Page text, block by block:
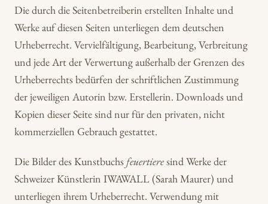
Die durch die Seitenbetreiberin erstellten Inhalte und
Werke auf diesen Seiten unterliegen dem deutschen
Urheberrecht. Vervielfältigung, Bearbeitung, Verbreitung
und jede Art der Verwertung außerhalb der Grenzen des
Urheberrechts bedürfen der schriftlichen Zustimmung
der jeweiligen Autorin bzw. Erstellerin. Downloads und
Kopien dieser Seite sind nur für den privaten, nicht
kommerziellen Gebrauch gestattet.
Die Bilder des Kunstbuchs feuertieresind Werke der
Schweizer Künstlerin IWAWALL (Sarah Maurer) und
unterliegen ihrem Urheberrecht. Verwendung mit